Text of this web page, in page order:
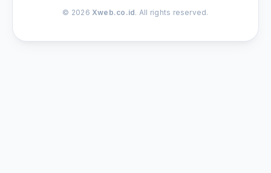
© 2026 Xweb.co.id. All rights reserved.